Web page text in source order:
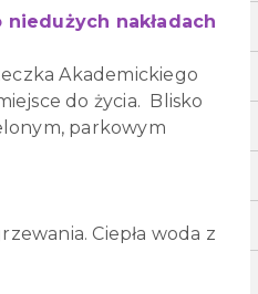
nakładach
Akademickiego
do życia. Blisko
parkowym
Ciepła woda z